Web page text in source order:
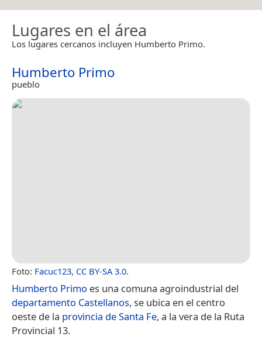
Lugares en el área
Los lugares cercanos incluyen Humberto Primo.
Humberto Primo
pueblo
Foto: Facuc123, CC BY-SA 3.0.
Humberto Primo es una comuna agroindustrial del
departamento Castellanos, se ubica en el centro
oeste de la provincia de Santa Fe, a la vera de la Ruta
Provincial 13.